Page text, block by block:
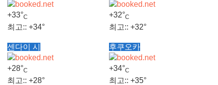
+33°C
최고:: +34°
최저::+25°
일, 09.08.2026
+32°C
최고:: +32°
최저::+27°
일, 09.08.2026
센다이 시
+28°C
최고:: +28°
후쿠오카
+34°C
최고:: +35°